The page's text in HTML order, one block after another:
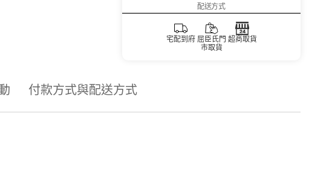
配送方式
宅配到府 屈臣氏門
市取貨
超商取貨
付款方式與配送方式